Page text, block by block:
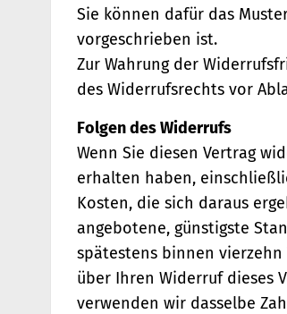
Sie können dafür das
vorgeschrieben ist.
Zur Wahrung der
des Widerrufsrechts vor
Folgen des Widerrufs
Wenn Sie diesen Vertrag
erhalten haben,
Kosten, die sich daraus
angebotene, günstigste
spätestens binnen vierzehn
über Ihren Widerruf dieses
verwenden wir dasselbe